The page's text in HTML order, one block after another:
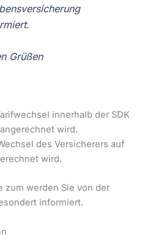
Grüßen
innerhalb der SDK
wird.
des Versicherers auf
wird.
zum werden Sie von der
informiert.